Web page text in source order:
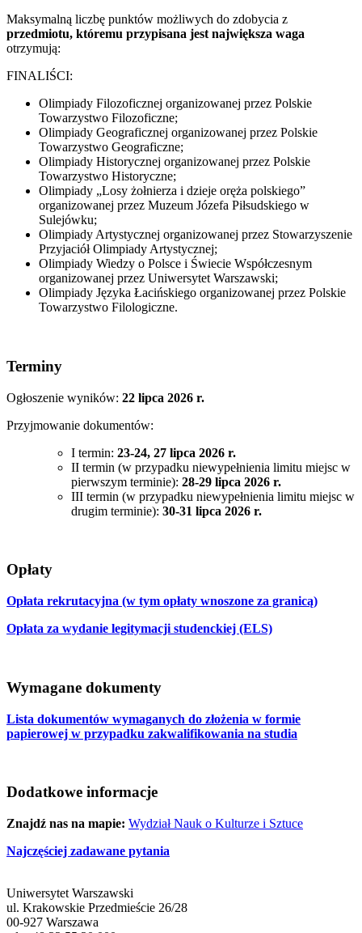
Maksymalną liczbę punktów możliwych do zdobycia z
przedmiotu, któremu przypisana jest największa waga
otrzymują:
FINALIŚCI:
Olimpiady Filozoficznej organizowanej przez Polskie
Towarzystwo Filozoficzne;
Olimpiady Geograficznej organizowanej przez Polskie
Towarzystwo Geograficzne;
Olimpiady Historycznej organizowanej przez Polskie
Towarzystwo Historyczne;
Olimpiady „Losy żołnierza i dzieje oręża polskiego”
organizowanej przez Muzeum Józefa Piłsudskiego w
Sulejówku;
Olimpiady Artystycznej organizowanej przez Stowarzyszenie
Przyjaciół Olimpiady Artystycznej;
Olimpiady Wiedzy o Polsce i Świecie Współczesnym
organizowanej przez Uniwersytet Warszawski;
Olimpiady Języka Łacińskiego organizowanej przez Polskie
Towarzystwo Filologiczne.
Terminy
Ogłoszenie wyników: 22 lipca 2026 r.
Przyjmowanie dokumentów:
I termin: 23-24, 27 lipca 2026 r.
II termin (w przypadku niewypełnienia limitu miejsc w
pierwszym terminie): 28-29 lipca 2026 r.
III termin (w przypadku niewypełnienia limitu miejsc w
drugim terminie): 30-31 lipca 2026 r.
Opłaty
Opłata rekrutacyjna (w tym opłaty wnoszone za granicą)
Opłata za wydanie legitymacji studenckiej (ELS)
Wymagane dokumenty
Lista dokumentów wymaganych do złożenia w formie
papierowej w przypadku zakwalifikowania na studia
Dodatkowe informacje
Znajdź nas na mapie: Wydział Nauk o Kulturze i Sztuce
Najczęściej zadawane pytania
Uniwersytet Warszawski
ul. Krakowskie Przedmieście 26/28
00-927 Warszawa